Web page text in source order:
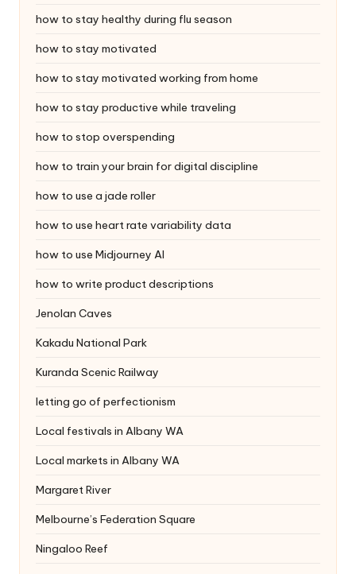
how to stay healthy during flu season
how to stay motivated
how to stay motivated working from home
how to stay productive while traveling
how to stop overspending
how to train your brain for digital discipline
how to use a jade roller
how to use heart rate variability data
how to use Midjourney AI
how to write product descriptions
Jenolan Caves
Kakadu National Park
Kuranda Scenic Railway
letting go of perfectionism
Local festivals in Albany WA
Local markets in Albany WA
Margaret River
Melbourne’s Federation Square
Ningaloo Reef